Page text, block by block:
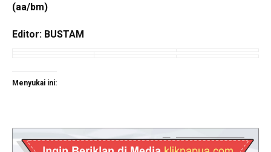
(aa/bm)
Editor: BUSTAM
Menyukai ini: